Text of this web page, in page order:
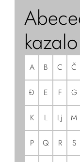
kazalo
A B C Č
Đ E F G
K L Lj M
P Q R S